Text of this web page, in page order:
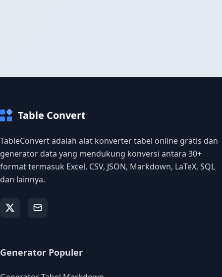
Table Convert
TableConvert adalah alat konverter tabel online gratis dan
generator data yang mendukung konversi antara 30+
format termasuk Excel, CSV, JSON, Markdown, LaTeX, SQL
dan lainnya.
Generator Populer